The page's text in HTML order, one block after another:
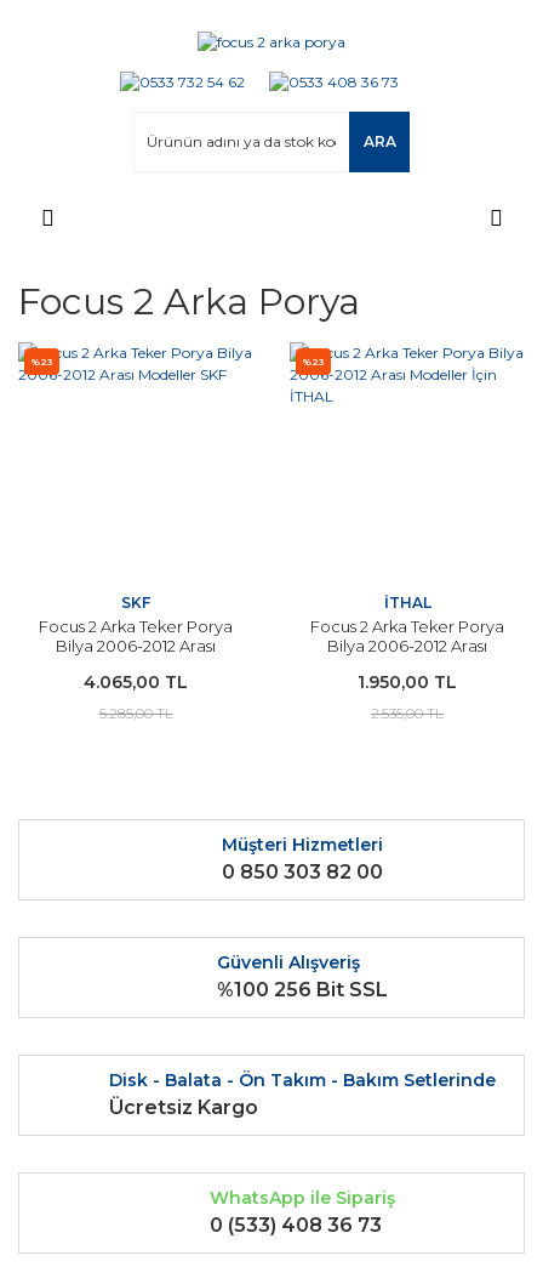
ARA
Focus 2 Arka Porya
%23
SKF
Focus 2 Arka Teker Porya
Bilya 2006-2012 Arası
4.065,00 TL
5.285,00 TL
%23
İTHAL
Focus 2 Arka Teker Porya
Bilya 2006-2012 Arası
1.950,00 TL
2.535,00 TL
Müşteri Hizmetleri
0 850 303 82 00
Güvenli Alışveriş
%100 256 Bit SSL
Disk - Balata - Ön Takım - Bakım Setlerinde
Ücretsiz Kargo
WhatsApp ile Sipariş
0 (533) 408 36 73